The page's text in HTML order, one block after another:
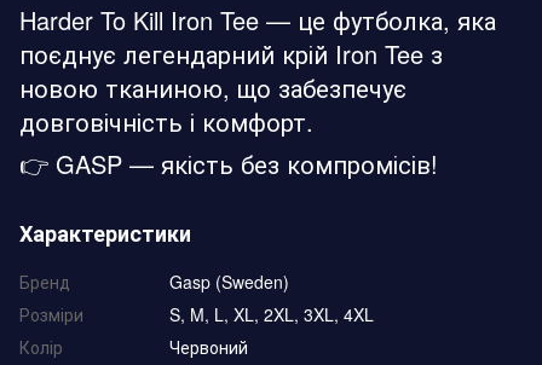
Harder To Kill Iron Tee — це футболка, яка
поєднує легендарний крій Iron Tee з
новою тканиною, що забезпечує
довговічність і комфорт.
👉 GASP — якість без компромісів!
Характеристики
Бренд
Gasp (Sweden)
Розміри
S, M, L, XL, 2XL, 3XL, 4XL
Колір
Червоний